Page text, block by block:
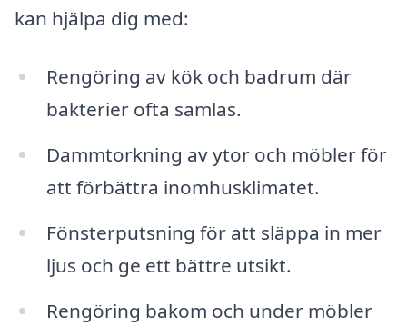
kan hjälpa dig med:
Rengöring av kök och badrum där
bakterier ofta samlas.
Dammtorkning av ytor och möbler för
att förbättra inomhusklimatet.
Fönsterputsning för att släppa in mer
ljus och ge ett bättre utsikt.
Rengöring bakom och under möbler